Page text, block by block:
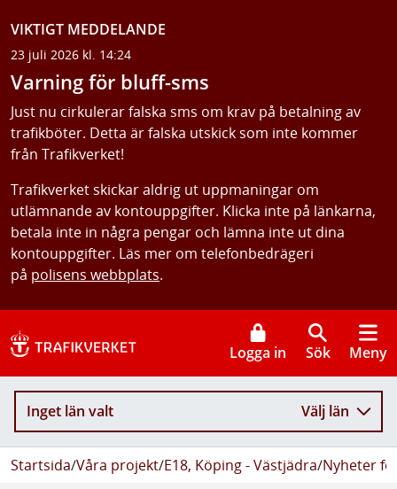
VIKTIGT MEDDELANDE
23 juli 2026 kl. 14:24
Varning för bluff-sms
Just nu cirkulerar falska sms om krav på betalning av
trafikböter. Detta är falska utskick som inte kommer
från Trafikverket!
Trafikverket skickar aldrig ut uppmaningar om
utlämnande av kontouppgifter. Klicka inte på länkarna,
betala inte in några pengar och lämna inte ut dina
kontouppgifter. Läs mer om telefonbedrägeri
på polisens webbplats.
Logga in Sök Meny
Inget län valt Välj län
Startsida/Våra projekt/E18, Köping - Västjädra/Nyheter